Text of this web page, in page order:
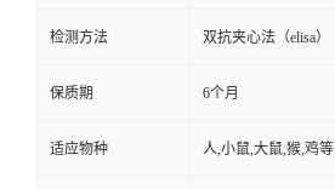
检测方法 双抗夹心法（elisa）
保质期 6个月
适应物种 人,小鼠,大鼠,猴,鸡等